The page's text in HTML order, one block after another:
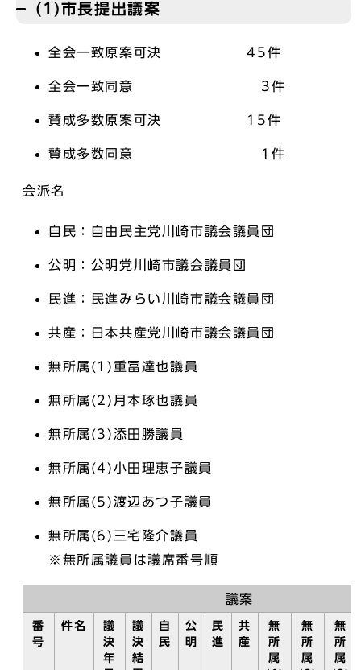
(1)市長提出議案
全会一致原案可決 45件
全会一致同意 3件
賛成多数原案可決 15件
賛成多数同意 1件
会派名
自民：自由民主党川崎市議会議員団
公明：公明党川崎市議会議員団
民進：民進みらい川崎市議会議員団
共産：日本共産党川崎市議会議員団
無所属(1)重冨達也議員
無所属(2)月本琢也議員
無所属(3)添田勝議員
無所属(4)小田理恵子議員
無所属(5)渡辺あつ子議員
無所属(6)三宅隆介議員
※無所属議員は議席番号順
議案
番
号
件名
議
決
年
議
決
結
自
民
公
明
民
進
共
産
無
所
属
無
所
属
無
所
属